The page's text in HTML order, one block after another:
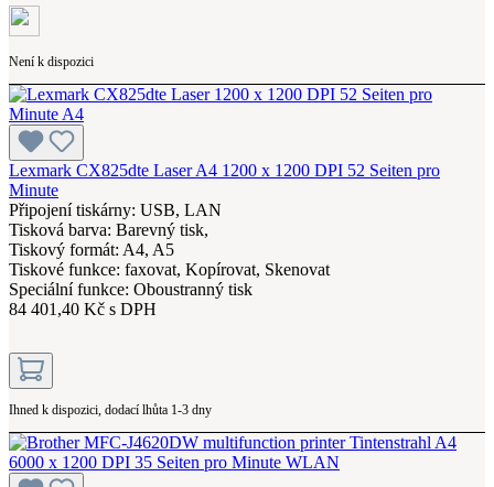
Není k dispozici
Lexmark CX825dte Laser A4 1200 x 1200 DPI 52 Seiten pro
Minute
Připojení tiskárny: USB, LAN
Tisková barva: Barevný tisk,
Tiskový formát: A4, A5
Tiskové funkce: faxovat, Kopírovat, Skenovat
Speciální funkce: Oboustranný tisk
84 401,40 Kč s DPH
Ihned k dispozici, dodací lhůta 1-3 dny